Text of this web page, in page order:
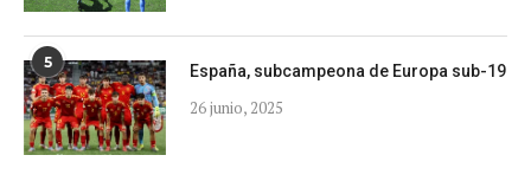
5 España, subcampeona de Europa sub-19
26 junio, 2025